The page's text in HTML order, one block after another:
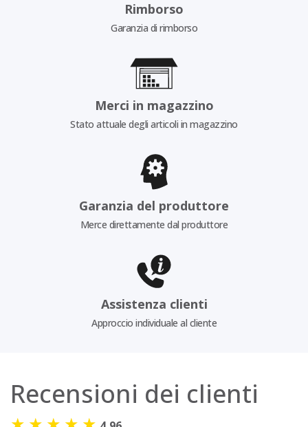
Rimborso
Garanzia di rimborso
Merci in magazzino
Stato attuale degli articoli in magazzino
Garanzia del produttore
Merce direttamente dal produttore
Assistenza clienti
Approccio individuale al cliente
Recensioni dei clienti